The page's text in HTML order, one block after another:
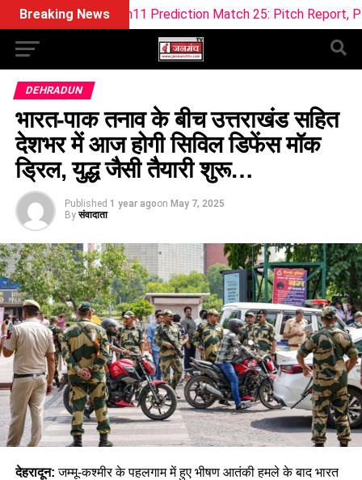
Breaking News
Prediction Match 25: Pitch Report, Playing 11 &
DEHRADUN
भारत-पाक तनाव के बीच उत्तराखंड सहित
देशभर में आज होगी सिविल डिफेंस मॉक
ड्रिल, युद्ध जैसी तैयारी शुरू…
Published 1 year agoon May 7, 2025
By संवादाता
देहरादून: जम्मू-कश्मीर के पहलगाम में हुए भीषण आतंकी हमले के बाद भारत